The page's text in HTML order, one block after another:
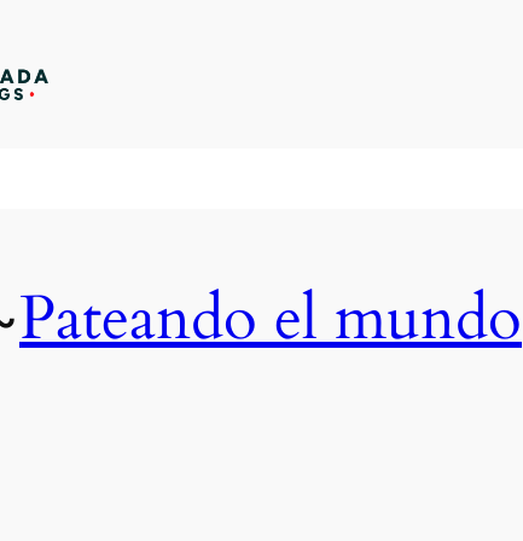
Pateando el mundo